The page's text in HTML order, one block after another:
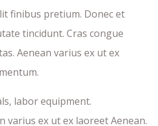
finibus pretium. Donec et
tincidunt. Cras congue
Aenean varius ex ut ex
labor equipment.
varius ex ut ex laoreet Aenean.